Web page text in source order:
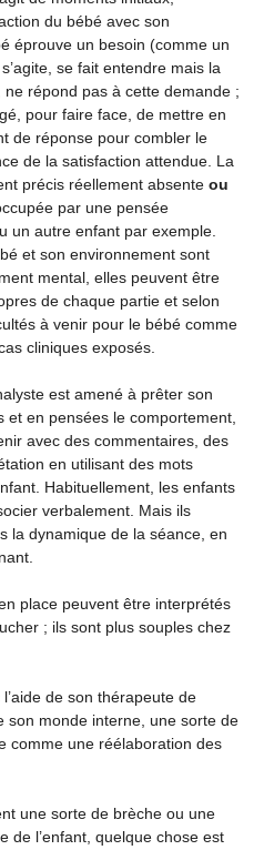
du bébé avec son
éprouve un besoin (comme un
se fait entendre mais la
répond pas à cette demande ;
pour faire face, de mettre en
de réponse pour combler le
de la satisfaction attendue. La
précis réellement absente ou
par une pensée
un autre enfant par exemple.
et son environnement sont
mental, elles peuvent être
de chaque partie et selon
à venir pour le bébé comme
cliniques exposés.
est amené à prêter son
et en pensées le comportement,
avec des commentaires, des
en utilisant des mots
Habituellement, les enfants
verbalement. Mais ils
la dynamique de la séance, en
place peuvent être interprétés
; ils sont plus souples chez
de son thérapeute de
son monde interne, une sorte de
comme une réélaboration des
une sorte de brèche ou une
de l’enfant, quelque chose est